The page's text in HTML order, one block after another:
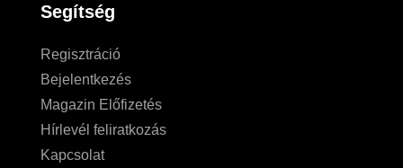
Segítség
Regisztráció
Bejelentkezés
Magazin Előfizetés
Hírlevél feliratkozás
Kapcsolat